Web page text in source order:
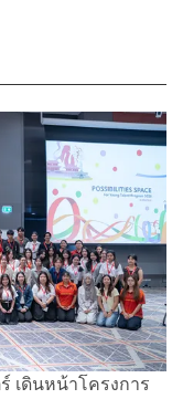
เดินหน้าโครงการ